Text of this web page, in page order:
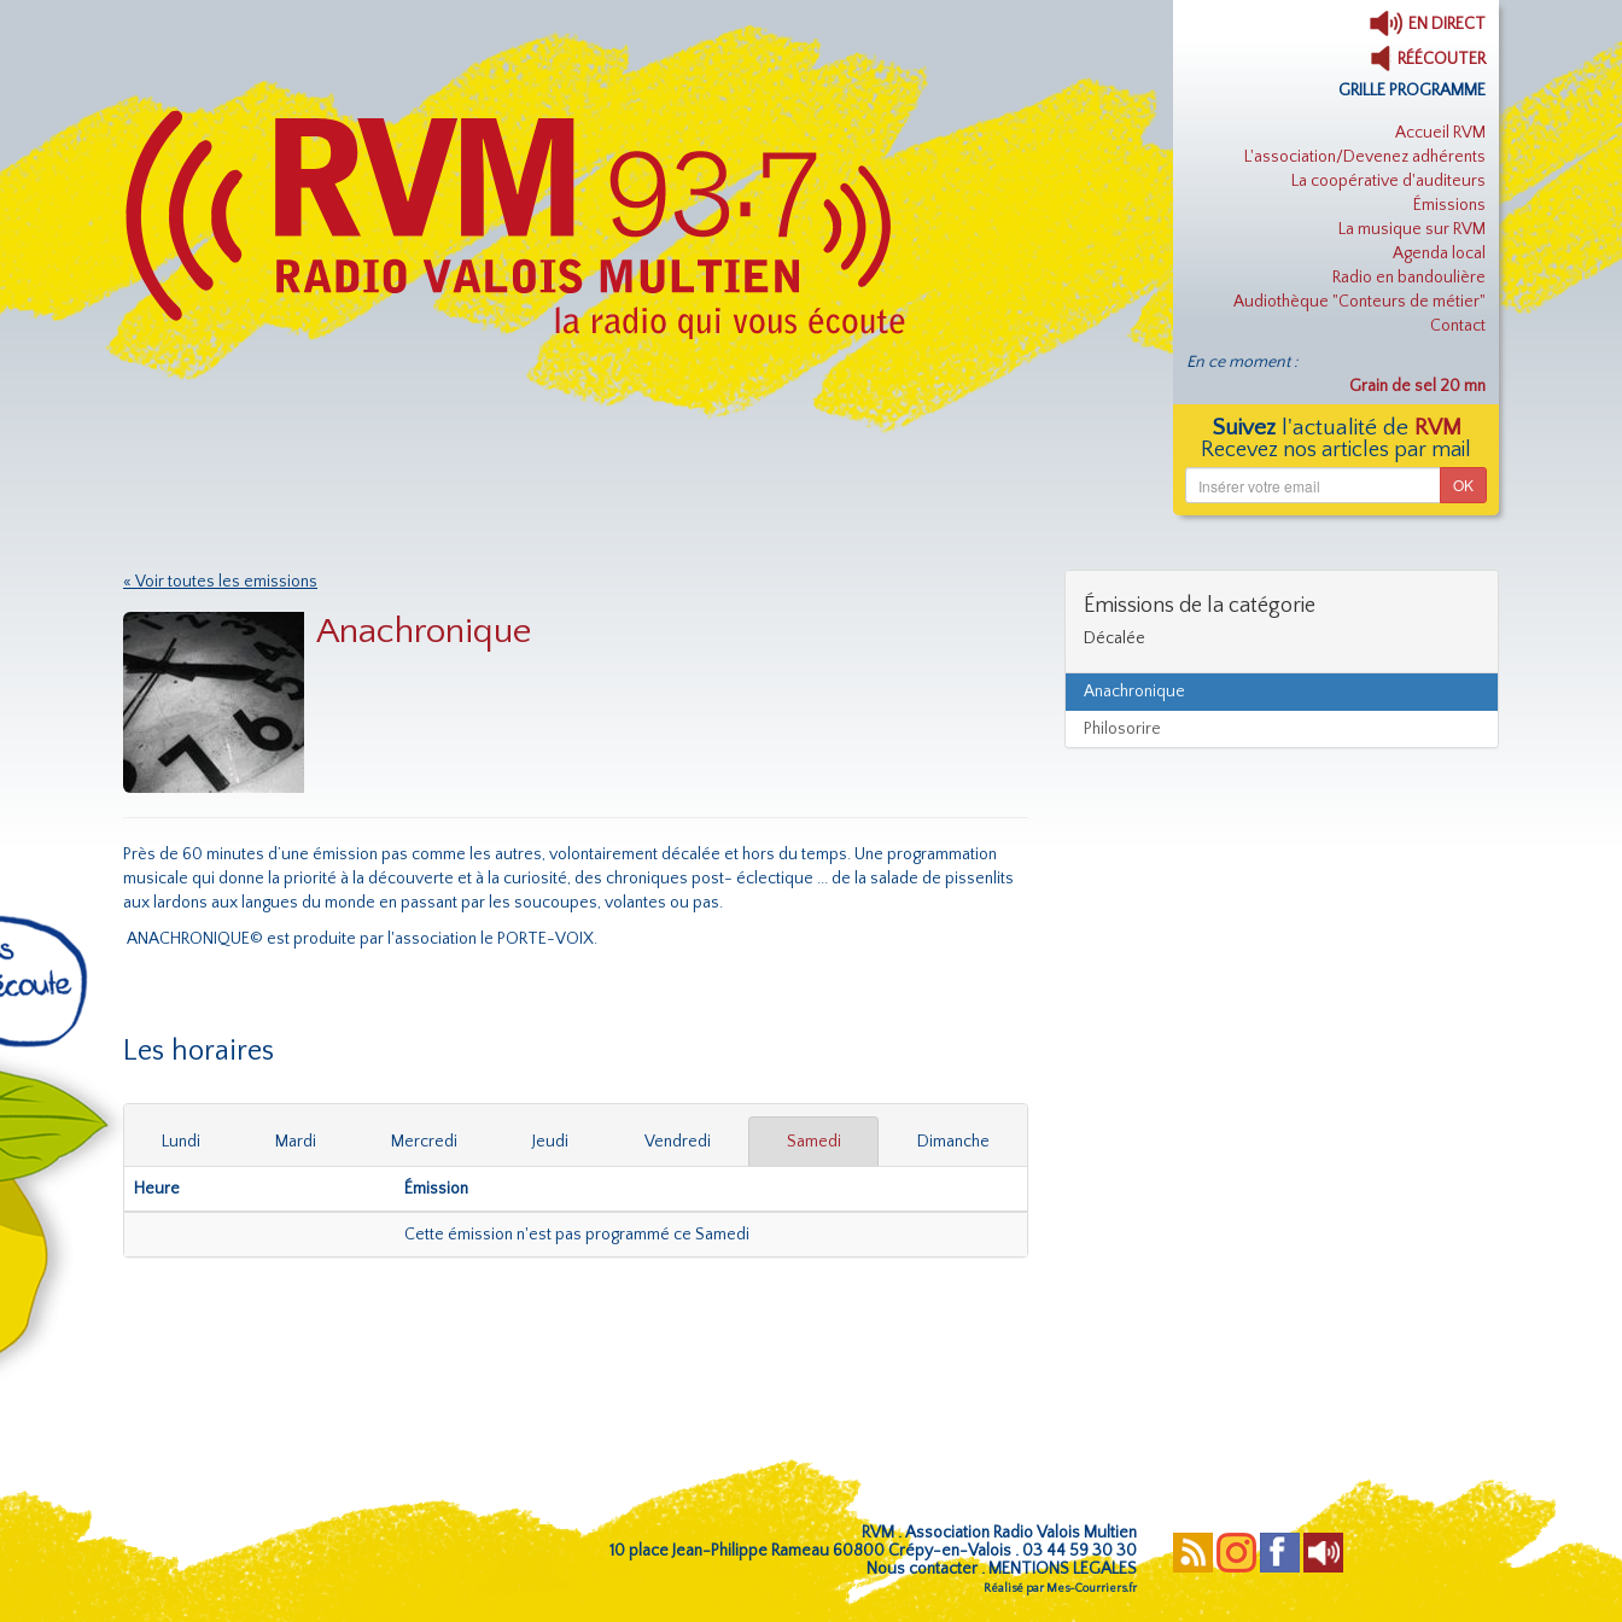
EN DIRECT
RÉÉCOUTER
GRILLE PROGRAMME
Accueil RVM
L'association/Devenez adhérents
La coopérative d'auditeurs
Émissions
La musique sur RVM
Agenda local
Radio en bandoulière
Audiothèque "Conteurs de métier"
Contact
En ce moment :
Grain de sel 20 mn
Suivezl'actualité de RVM
Recevez nos articles par mail
« Voir toutes les emissions
Anachronique
Près de 60 minutes d’une émission pas comme les autres, volontairement décalée et hors du temps. Une programmation
musicale qui donne la priorité à la découverte et à la curiosité, des chroniques post- éclectique ... de la salade de pissenlits
aux lardons aux langues du monde en passant par les soucoupes, volantes ou pas.
ANACHRONIQUE© est produite par l'association le PORTE-VOIX.
Les horaires
Lundi Mardi Mercredi Jeudi Vendredi Samedi Dimanche
Heure Émission
Cette émission n'est pas programmé ce Samedi
Émissions de la catégorie
Décalée
Anachronique
Philosorire
RVM . Association Radio Valois Multien
10 place Jean-Philippe Rameau 60800 Crépy-en-Valois . 03 44 59 30 30
Nous contacter.MENTIONS LEGALES
Réalisé par Mes-Courriers.fr